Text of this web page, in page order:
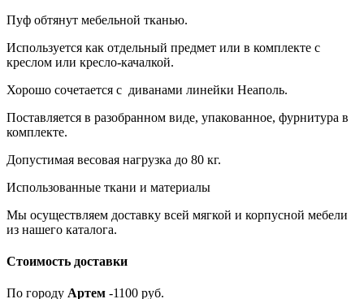
Пуф обтянут мебельной тканью.
Используется как отдельный предмет или в комплекте с
креслом или кресло-качалкой.
Хорошо сочетается с диванами линейки Неаполь.
Поставляется в разобранном виде, упакованное, фурнитура в
комплекте.
Допустимая весовая нагрузка до 80 кг.
Использованные ткани и материалы
Мы осуществляем доставку всей мягкой и корпусной мебели
из нашего каталога.
Стоимость доставки
По городу Артем -1100 руб.